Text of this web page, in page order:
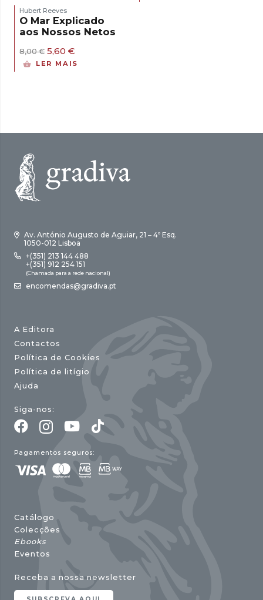
Hubert Reeves
O Mar Explicado
aos Nossos Netos
8,00€ O
preço
5,60 €
preço
LER MAIS
Av. António Augusto de Aguiar, 21 – 4º Esq.
1050-012 Lisboa
+(351) 213 144 488
+(351) 912 254 151
(Chamada para a rede nacional)
encomendas@gradiva.pt
A Editora
Contactos
Política de Cookies
Política de litígio
Ajuda
Siga-nos:
Pagamentos seguros:
Catálogo
Colecções
Ebooks
Eventos
Receba a nossa newsletter